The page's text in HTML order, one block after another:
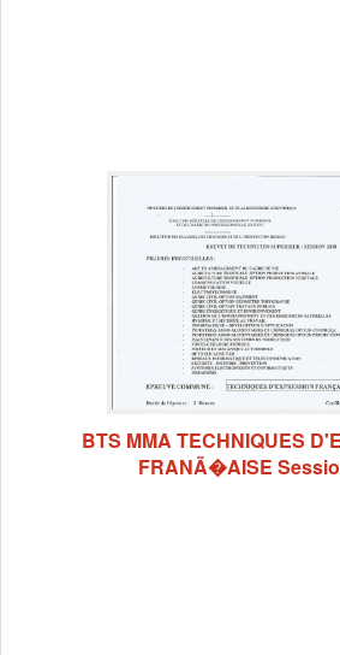
BTS MMA TECHNIQUES
FRANÃ�AISE